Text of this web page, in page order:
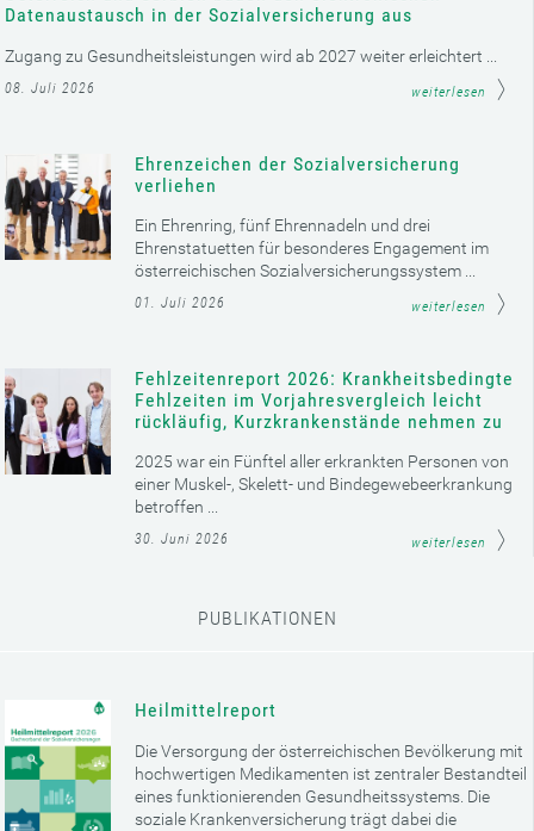
Datenaustausch in der Sozialversicherung aus
Zugang zu Gesundheitsleistungen wird ab 2027 weiter erleichtert ...
08. Juli 2026 weiterlesen
Ehrenzeichen der Sozialversicherung
verliehen
Ein Ehrenring, fünf Ehrennadeln und drei
Ehrenstatuetten für besonderes Engagement im
österreichischen Sozialversicherungssystem ...
01. Juli 2026 weiterlesen
Fehlzeitenreport 2026: Krankheitsbedingte
Fehlzeiten im Vorjahresvergleich leicht
rückläufig, Kurzkrankenstände nehmen zu
2025 war ein Fünftel aller erkrankten Personen von
einer Muskel-, Skelett- und Bindegewebeerkrankung
betroffen ...
30. Juni 2026 weiterlesen
PUBLIKATIONEN
Heilmittelreport
Die Versorgung der österreichischen Bevölkerung mit
hochwertigen Medikamenten ist zentraler Bestandteil
eines funktionierenden Gesundheitssystems. Die
soziale Krankenversicherung trägt dabei die